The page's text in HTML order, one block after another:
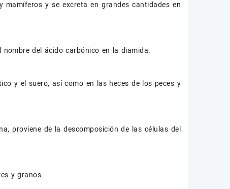
y se excreta en grandes cantidades en
del ácido carbónico en la diamida.
y el suero, así como en las heces de los peces y
proviene de la descomposición de las células del
y granos.